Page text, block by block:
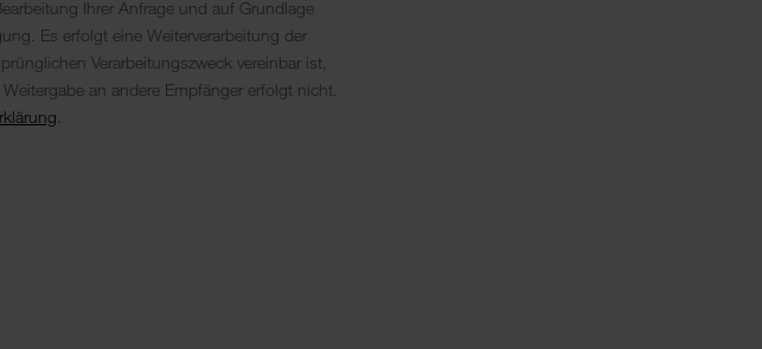
Ihrer Anfrage und auf Grundlage
Es erfolgt eine Weiterverarbeitung der
Verarbeitungszweck vereinbar ist,
an andere Empfänger erfolgt nicht.